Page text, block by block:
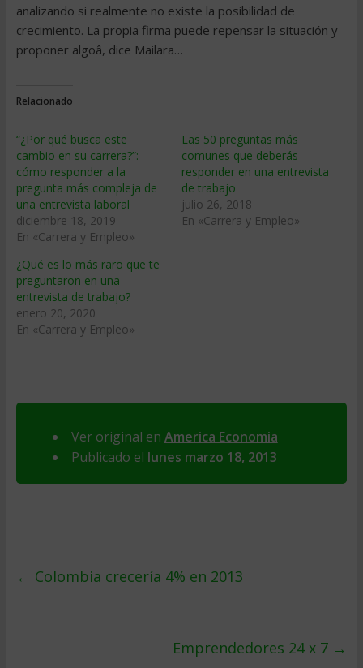
analizando si realmente no existe la posibilidad de
crecimiento. La propia firma puede repensar la situación y
proponer algoâ, dice Mailara…
Relacionado
“¿Por qué busca este
cambio en su carrera?”:
cómo responder a la
pregunta más compleja de
una entrevista laboral
diciembre 18, 2019
En «Carrera y Empleo»
Las 50 preguntas más
comunes que deberás
responder en una entrevista
de trabajo
julio 26, 2018
En «Carrera y Empleo»
¿Qué es lo más raro que te
preguntaron en una
entrevista de trabajo?
enero 20, 2020
En «Carrera y Empleo»
Ver original en America Economia
Publicado el lunes marzo 18, 2013
← Colombia crecería 4% en 2013
Emprendedores 24 x 7 →